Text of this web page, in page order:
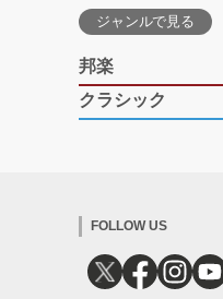
ジャンルで見る
邦楽
クラシック
FOLLOW US